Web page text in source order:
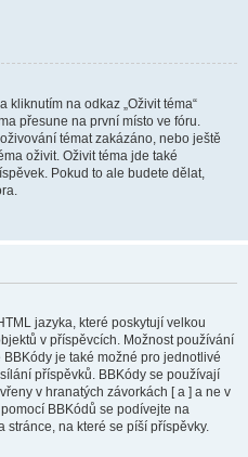
kliknutím na odkaz „Oživit téma“
přesune na první místo ve fóru.
témat zakázáno, nebo ještě
oživit. Oživit téma jde také
Pokud to ale budete dělat,
jazyka, které poskytují velkou
v příspěvcích. Možnost používání
je také možné pro jednotlivé
příspěvků. BBKódy se používají
v hranatých závorkách [ a ] a ne v
BBKódů se podívejte na
stránce, na které se píší příspěvky.